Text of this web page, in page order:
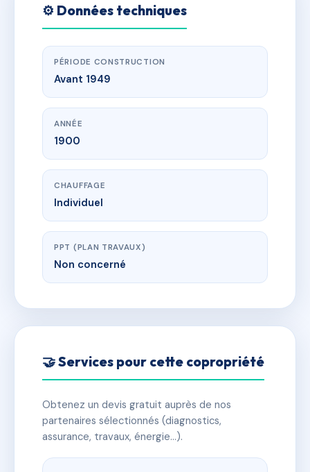
⚙️ Données techniques
PÉRIODE CONSTRUCTION
Avant 1949
ANNÉE
1900
CHAUFFAGE
Individuel
PPT (PLAN TRAVAUX)
Non concerné
🤝 Services pour cette copropriété
Obtenez un devis gratuit auprès de nos
partenaires sélectionnés (diagnostics,
assurance, travaux, énergie…).